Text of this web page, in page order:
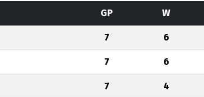
GP W
7 6
7 6
7 4